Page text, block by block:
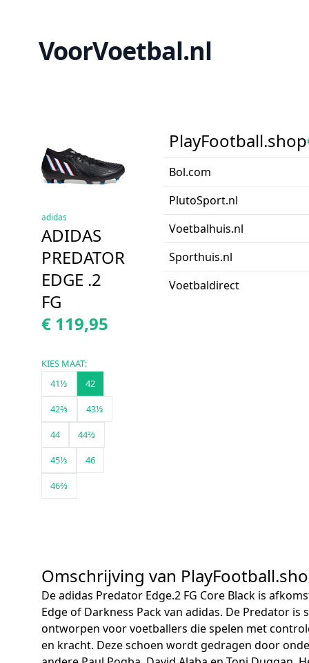
VoorVoetbal.nl
adidas
ADIDAS
PREDATOR
EDGE .2
FG
€ 119,95
KIES MAAT:
41⅓
42
42⅔ 43⅓
44 44⅔
45⅓ 46
46⅔
PlayFootball.shop
Bol.com
PlutoSport.nl
Voetbalhuis.nl
Sporthuis.nl
Voetbaldirect
Omschrijving van
De adidas Predator Edge.2 FG Core Black is
Edge of Darkness Pack van adidas. De Predator is
ontworpen voor voetballers die spelen met
en kracht. Deze schoen wordt gedragen door